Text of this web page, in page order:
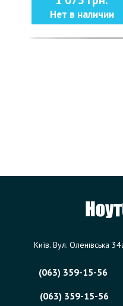
Нет в наличии
Київ. Вул. Оленівська
(063) 359-15-56
(063) 359-15-56